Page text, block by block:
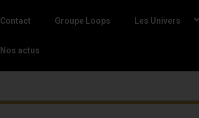
Contact Groupe Loops Les Univers
Nos actus